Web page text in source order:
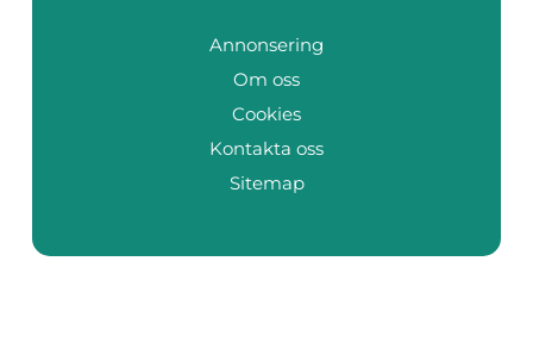
Annonsering
Om oss
Cookies
Kontakta oss
Sitemap